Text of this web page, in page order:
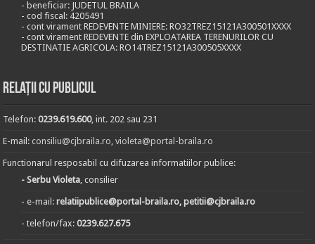
- beneficiar: JUDETUL BRAILA
- cod fiscal: 4205491
- cont virament REDEVENTE MINIERE: RO32TREZ15121A300501XXXX
- cont virament REDEVENTE din EXPLOATAREA TERENURILOR CU
DESTINATIE AGRICOLA: RO14TREZ15121A300505XXXX
Relații cu publicul
Telefon:0239.619.600, int. 202 sau 231
E-mail:consiliu@cjbraila.ro,violeta@portal-braila.ro
Functionarul resposabil cu difuzarea informatiilor publice:
- Serbu Violeta, consilier
- e-mail:relatiipublice@portal-braila.ro, petitii@cjbraila.ro
- telefon/fax:0239.627.675